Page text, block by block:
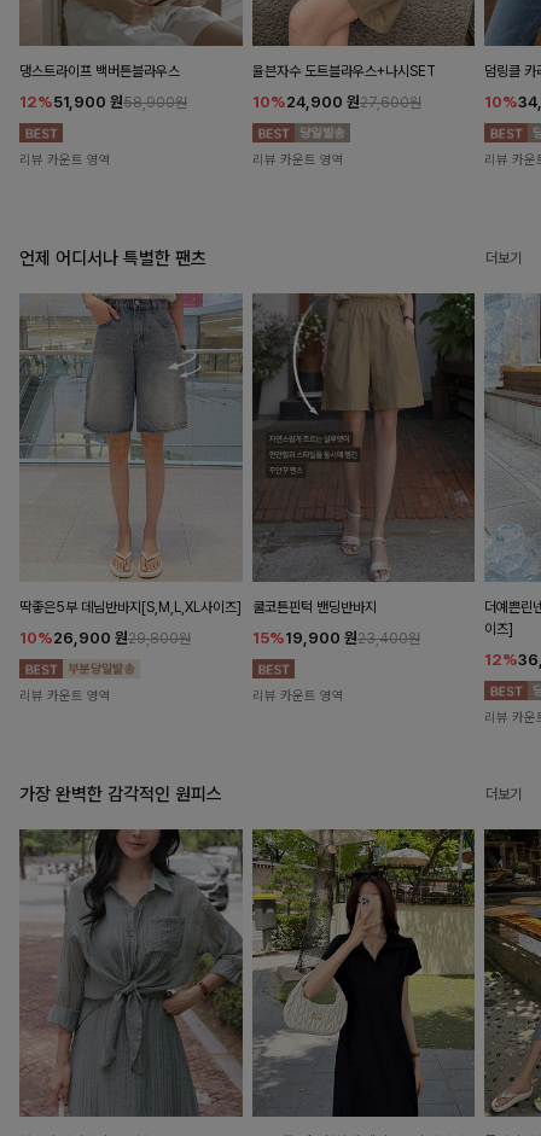
댕스트라이프 백버튼블라우스
12%51,900 원58,900원
리뷰 카운트 영역
율븐자수 도트블라우스+나시SET
10%24,900 원27,600원
리뷰 카운트 영역
덤링클 카
10%
리뷰 카운
언제 어디서나 특별한 팬츠 더보기
딱좋은5부 데님반바지[S,M,L,XL사이즈]
10%26,900 원29,800원
리뷰 카운트 영역
쿨코튼핀턱 밴딩반바지
15%19,900 원23,400원
리뷰 카운트 영역
더예쁜린
이즈]
12%
리뷰 카운
가장 완벽한 감각적인 원피스 더보기